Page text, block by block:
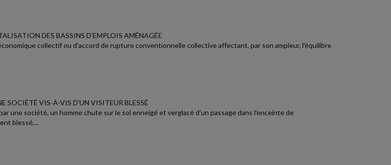
DES BASSINS D'EMPLOIS AMÉNAGÉE
collectif ou d'accord de rupture conventionnelle collective affectant, par son ampleur, l'équilibre
SOCIÉTÉ VIS-À-VIS D'UN VISITEUR BLESSÉ
une société, un homme chute sur le sol enneigé et verglacé d'un passage dans l'enceinte de
blessé,...